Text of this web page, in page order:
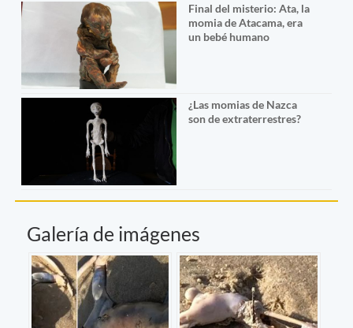
Final del misterio: Ata, la
momia de Atacama, era
un bebé humano
¿Las momias de Nazca
son de extraterrestres?
Galería de imágenes